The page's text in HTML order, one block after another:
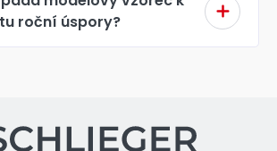
roční úspory?